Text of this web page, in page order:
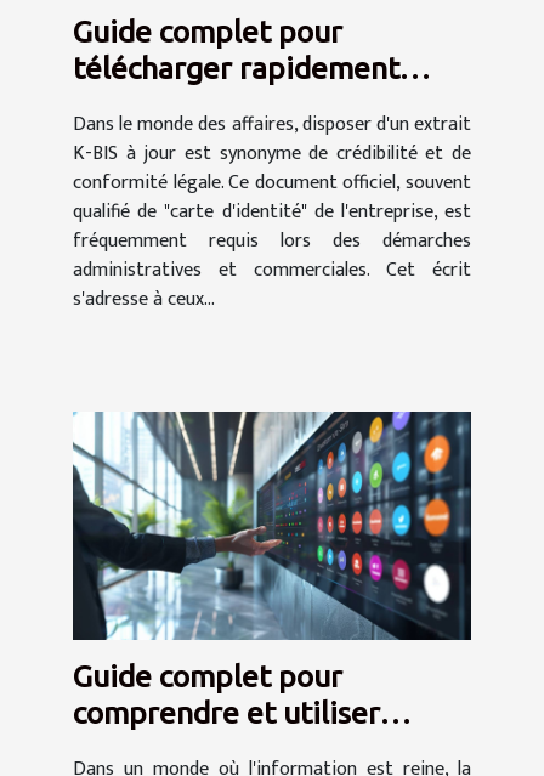
Guide complet pour
télécharger rapidement
Dans le monde des affaires, disposer d'un extrait
K-BIS à jour est synonyme de crédibilité et de
conformité légale. Ce document officiel, souvent
qualifié de "carte d'identité" de l'entreprise, est
fréquemment requis lors des démarches
administratives et commerciales. Cet écrit
s'adresse à ceux...
Guide complet pour
comprendre et utiliser